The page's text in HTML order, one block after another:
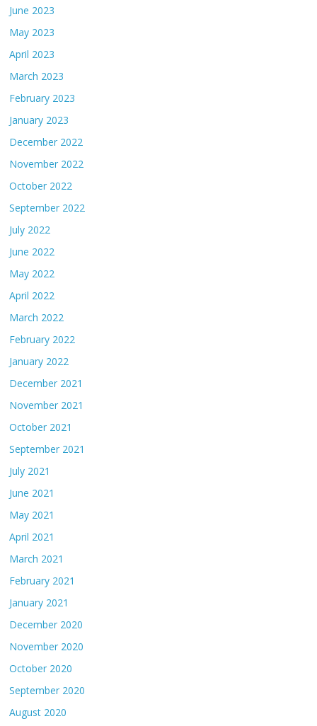
June 2023
May 2023
April 2023
March 2023
February 2023
January 2023
December 2022
November 2022
October 2022
September 2022
July 2022
June 2022
May 2022
April 2022
March 2022
February 2022
January 2022
December 2021
November 2021
October 2021
September 2021
July 2021
June 2021
May 2021
April 2021
March 2021
February 2021
January 2021
December 2020
November 2020
October 2020
September 2020
August 2020